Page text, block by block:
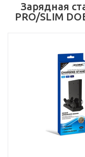
Зарядная
PRO/SLIM